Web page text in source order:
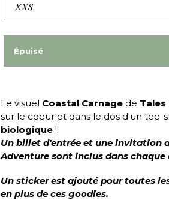
Épuisé
Le visuel Coastal Carnage de Tales
sur le coeur et dans le dos d'un tee-
biologique !
Un billet d'entrée et une invitation
Adventure sont inclus dans chaque
Un sticker est ajouté pour toutes
en plus de ces goodies.